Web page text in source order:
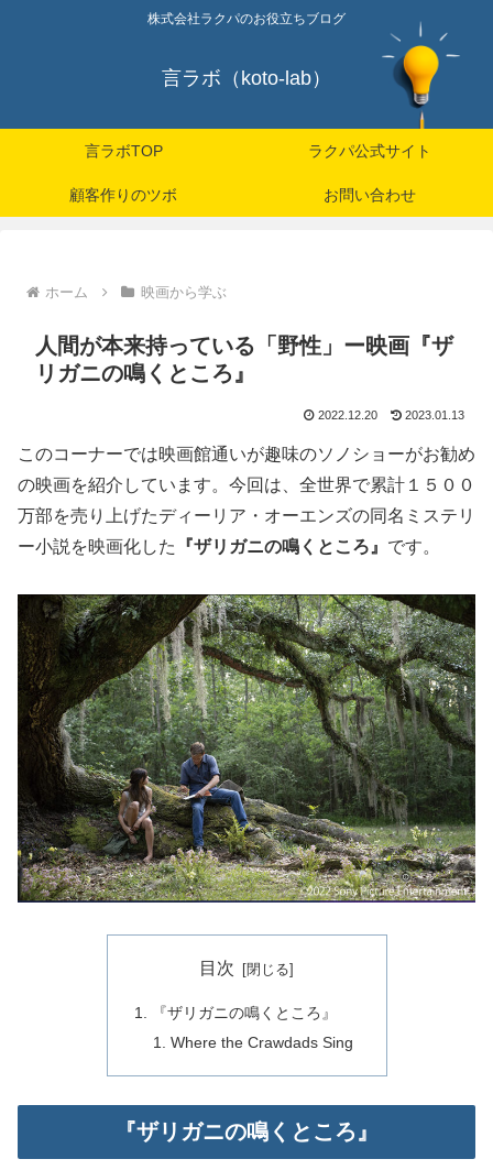
株式会社ラクパのお役立ちブログ
言ラボ（koto-lab）
言ラボTOP ラクパ公式サイト
顧客作りのツボ お問い合わせ
ホーム 映画から学ぶ
人間が本来持っている「野性」ー映画『ザ
リガニの鳴くところ』
2022.12.20 2023.01.13
このコーナーでは映画館通いが趣味のソノショーがお勧め
の映画を紹介しています。今回は、全世界で累計１５００
万部を売り上げたディーリア・オーエンズの同名ミステリ
ー小説を映画化した
『ザリガニの鳴くところ』 です。
目次
『ザリガニの鳴くところ』
Where the Crawdads Sing
『ザリガニの鳴くところ』